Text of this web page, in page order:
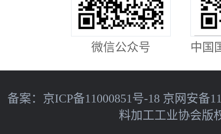
微信公众号 中国
备案： 京ICP备11000851号-18 京网安备
料加工工业协会版